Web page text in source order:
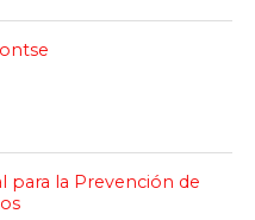
para la Prevención de